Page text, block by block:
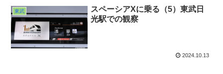
東武
スペーシアXに乗る（5）東武日
光駅での観察
2024.10.13